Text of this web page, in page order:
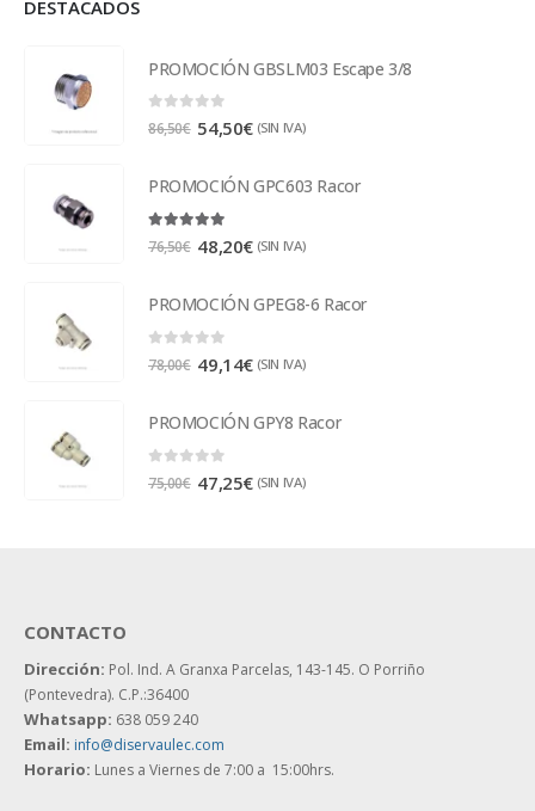
DESTACADOS
PROMOCIÓN GBSLM03 Escape 3/8
0 out of 5
86,50€ 54,50€ (SIN IVA)
PROMOCIÓN GPC603 Racor
5.00out of 5
76,50€ 48,20€ (SIN IVA)
PROMOCIÓN GPEG8-6 Racor
0out of 5
78,00€ 49,14€ (SIN IVA)
PROMOCIÓN GPY8 Racor
75,00€ 47,25€ (SIN IVA)
CONTACTO
Dirección: Pol. Ind. A Granxa Parcelas, 143-145. O Porriño
(Pontevedra). C.P.:36400
Whatsapp: 638 059 240
Email: info@diservaulec.com
Horario: Lunes a Viernes de 7:00 a 15:00hrs.